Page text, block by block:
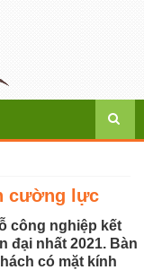
cường lực
công nghiệp kết
đại nhất 2021. Bàn
có mặt kính